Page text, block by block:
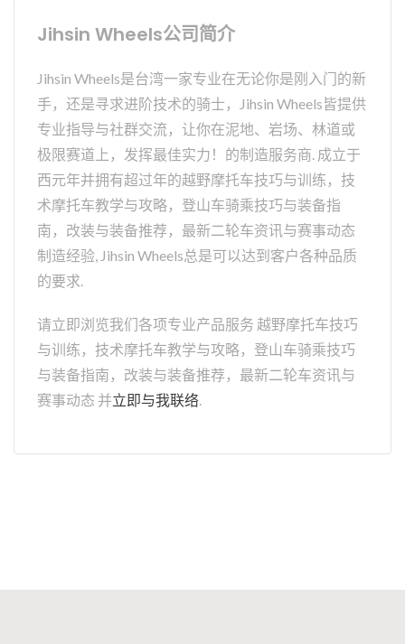
Jihsin Wheels公司简介
Jihsin Wheels是台湾一家专业在无论你是刚入门的新
手，还是寻求进阶技术的骑士，Jihsin Wheels皆提供
专业指导与社群交流，让你在泥地、岩场、林道或
极限赛道上，发挥最佳实力！的制造服务商. 成立于
西元年并拥有超过年的越野摩托车技巧与训练，技
术摩托车教学与攻略，登山车骑乘技巧与装备指
南，改装与装备推荐，最新二轮车资讯与赛事动态
制造经验, Jihsin Wheels总是可以达到客户各种品质
的要求.
请立即浏览我们各项专业产品服务 越野摩托车技巧
与训练，技术摩托车教学与攻略，登山车骑乘技巧
与装备指南，改装与装备推荐，最新二轮车资讯与
赛事动态 并立即与我联络.